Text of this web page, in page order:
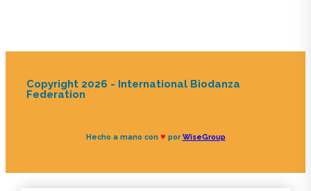
Copyright 2026 - International Biodanza
Federation
Hecho a mano con ♥ por WiseGroup